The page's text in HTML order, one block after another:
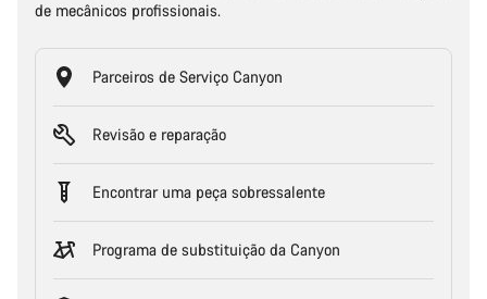
de mecânicos profissionais.
Parceiros de Serviço Canyon
Revisão e reparação
Encontrar uma peça sobressalente
Programa de substituição da Canyon